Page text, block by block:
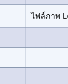
ไฟล์ภาพ